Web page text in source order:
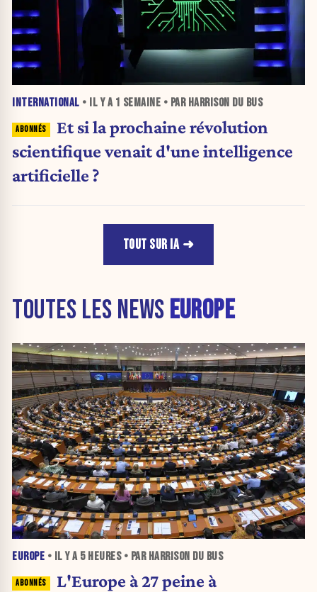
INTERNATIONAL • IL Y A 1 SEMAINE • PAR HARRISON DU BUS
Et si la prochaine révolution
scientifique venait d'une intelligence
artificielle ?
TOUT SUR IA
TOUTES LES NEWS EUROPE
EUROPE • IL Y A 5 HEURES• PAR HARRISON DU BUS
L'Europe à 27 peine à